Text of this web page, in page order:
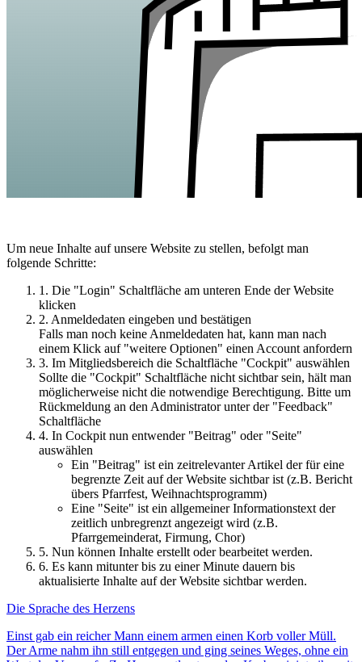
Um neue Inhalte auf unsere Website zu stellen, befolgt man
folgende Schritte:
1. Die "Login" Schaltfläche am unteren Ende der Website
klicken
2. Anmeldedaten eingeben und bestätigen
Falls man noch keine Anmeldedaten hat, kann man nach
einem Klick auf "weitere Optionen" einen Account anfordern
3. Im Mitgliedsbereich die Schaltfläche "Cockpit" auswählen
Sollte die "Cockpit" Schaltfläche nicht sichtbar sein, hält man
möglicherweise nicht die notwendige Berechtigung. Bitte um
Rückmeldung an den Administrator unter der "Feedback"
Schaltfläche
4. In Cockpit nun entwender "Beitrag" oder "Seite"
auswählen
Ein "Beitrag" ist ein zeitrelevanter Artikel der für eine
begrenzte Zeit auf der Website sichtbar ist (z.B. Bericht
übers Pfarrfest, Weihnachtsprogramm)
Eine "Seite" ist ein allgemeiner Informationstext der
zeitlich unbregrenzt angezeigt wird (z.B.
Pfarrgemeinderat, Firmung, Chor)
5. Nun können Inhalte erstellt oder bearbeitet werden.
6. Es kann mitunter bis zu einer Minute dauern bis
aktualisierte Inhalte auf der Website sichtbar werden.
Die Sprache des Herzens
Einst gab ein reicher Mann einem armen einen Korb voller Müll.
Der Arme nahm ihn still entgegen und ging seines Weges, ohne ein